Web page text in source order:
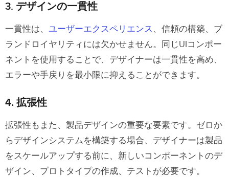
3. デザインの一貫性
一貫性は、 ユーザーエクスペリエンス 、信頼の構築、ブ
ランドロイヤリティには欠かせません。同じUIコンポー
ネントを使用することで、デザイナーは一貫性を高め、
エラーや手戻りを最小限に抑えることができます。
4. 拡張性
拡張性もまた、製品デザインの重要な要素です。ゼロか
らデザインシステムを構築する場合、デザイナーは製品
をスケールアップする前に、新しいコンポーネントのデ
ザイン、プロトタイプの作成、テストが必要です。